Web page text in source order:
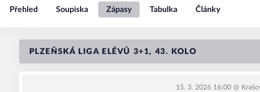
Přehled Soupiska Zápasy Tabulka Články
PLZEŇSKÁ LIGA ELÉVŮ 3+1, 43. KOLO
15. 3. 2026 16:00@